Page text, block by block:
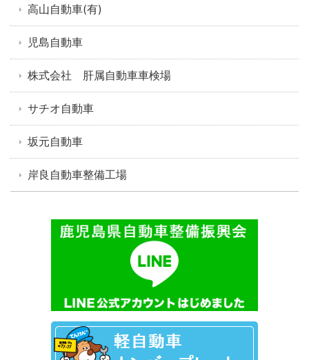
高山自動車(有)
児島自動車
株式会社 肝属自動車車検場
サチオ自動車
坂元自動車
岸良自動車整備工場